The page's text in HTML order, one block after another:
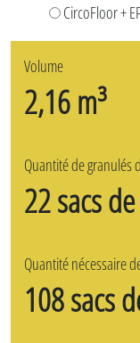
CircoFloor +
Volume
2,16 m³
Quantité de granulés
22 sacs
Quantité nécessaire
108 sacs